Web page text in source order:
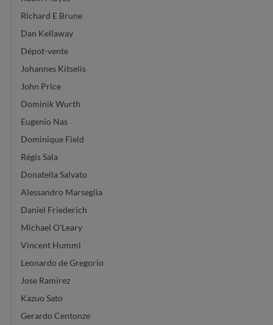
Richard E Brune
Dan Kellaway
Dépot-vente
Johannes Kitselis
John Price
Dominik Wurth
Eugenio Nas
Dominique Field
Régis Sala
Donatella Salvato
Alessandro Marseglia
Daniel Friederich
Michael O'Leary
Vincent Humml
Leonardo de Gregorio
Jose Ramirez
Kazuo Sato
Gerardo Centonze